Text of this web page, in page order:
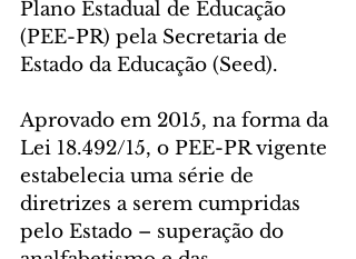
Plano Estadual de Educação
(PEE-PR) pela Secretaria de
Estado da Educação (Seed).
Aprovado em 2015, na forma da
Lei 18.492/15, o PEE-PR vigente
estabelecia uma série de
diretrizes a serem cumpridas
pelo Estado – superação do